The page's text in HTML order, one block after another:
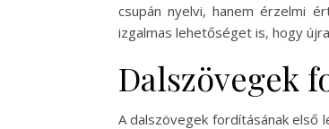
csupán nyelvi, hanem érzelmi
izgalmas lehetőséget is, hogy
Dalszövegek
A dalszövegek fordításának első